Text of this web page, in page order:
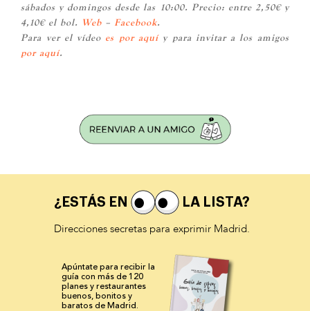
sábados y domingos desde las 10:00. Precio: entre 2,50€ y
4,10€ el bol. Web – Facebook.
Para ver el vídeo es por aquí y para invitar a los amigos
por aquí.
¿ESTÁS EN
LA LISTA?
Direcciones secretas para exprimir Madrid.
Apúntate para recibir la
guía con más de 120
planes y restaurantes
buenos, bonitos y
baratos de Madrid.